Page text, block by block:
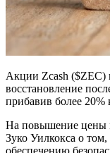
Акции Zcash ($ZEC)
восстановление
прибавив более 20%
На повышение цены
Зуко Уилкокса о